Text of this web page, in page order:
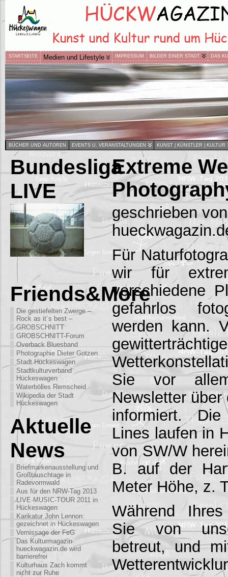
STARTSEITE Medien und Lifestyle IMPRESSUM BILDER EINER STADT DAS
BÜCHER UND AUTOREN EVENTS U. VERANSTALTUNGEN KUNST | KÜNSTLER | KULTUR
Bundesliga
LIVE
Friends&More
Die gestiefelten Zwerge –
Rock as it´s best –
GROBSCHNITT
GROBSCHNITT-Forum
Overback Bluesband
Photographie Dieter Gotzen
Stadt Hückeswagen
Stadtkulturverband
Hückeswagen
Waterbölles Remscheid
Wikipedia der Stadt
Hückeswagen
Aktuelle
News
Briefmarkenausstellung und
Großtauschtage in
Radevormwald
Aus für den NRW-Tag 2013
LIVE-MUSIC-TOUR 2011 in
Hückeswagen
Karikatur John Lennon:
gezeichnet in Hückeswagen
Vernissage der FeG
Das Kulturmagazin
hueckwagazin.de wird
barrierefrei
Kulturhaus Zach kommt
nicht zur Ruhe
Extreme
geschrieben
Für
wir für
verschiedene
gefahrlos
werden kann.
Sie vor
Newsletter über
informiert.
Lines laufen in
von SW/W
B. auf der
Meter Höhe, z.
Während
Sie von
betreut, und